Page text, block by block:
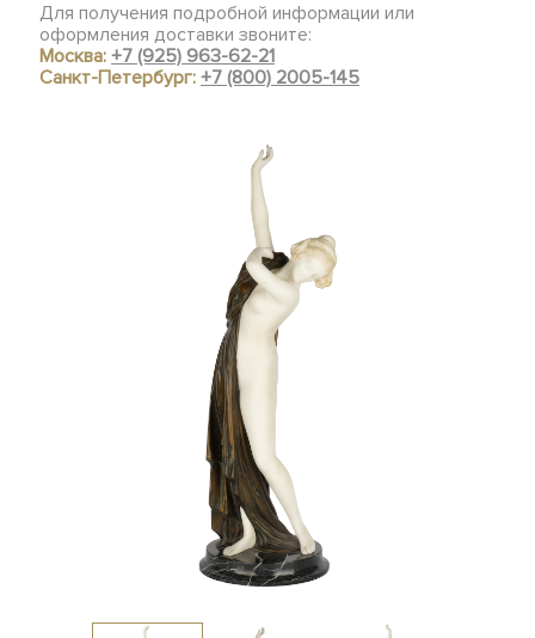
Для получения подробной информации или
оформления доставки звоните:
Москва:+7 (925) 963-62-21
Санкт-Петербург:+7 (800) 2005-145